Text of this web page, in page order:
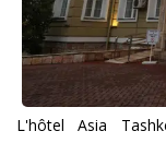
L'hôtel Asia